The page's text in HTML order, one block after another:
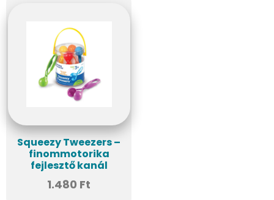
Squeezy Tweezers –
finommotorika
fejlesztő kanál
1.480 Ft